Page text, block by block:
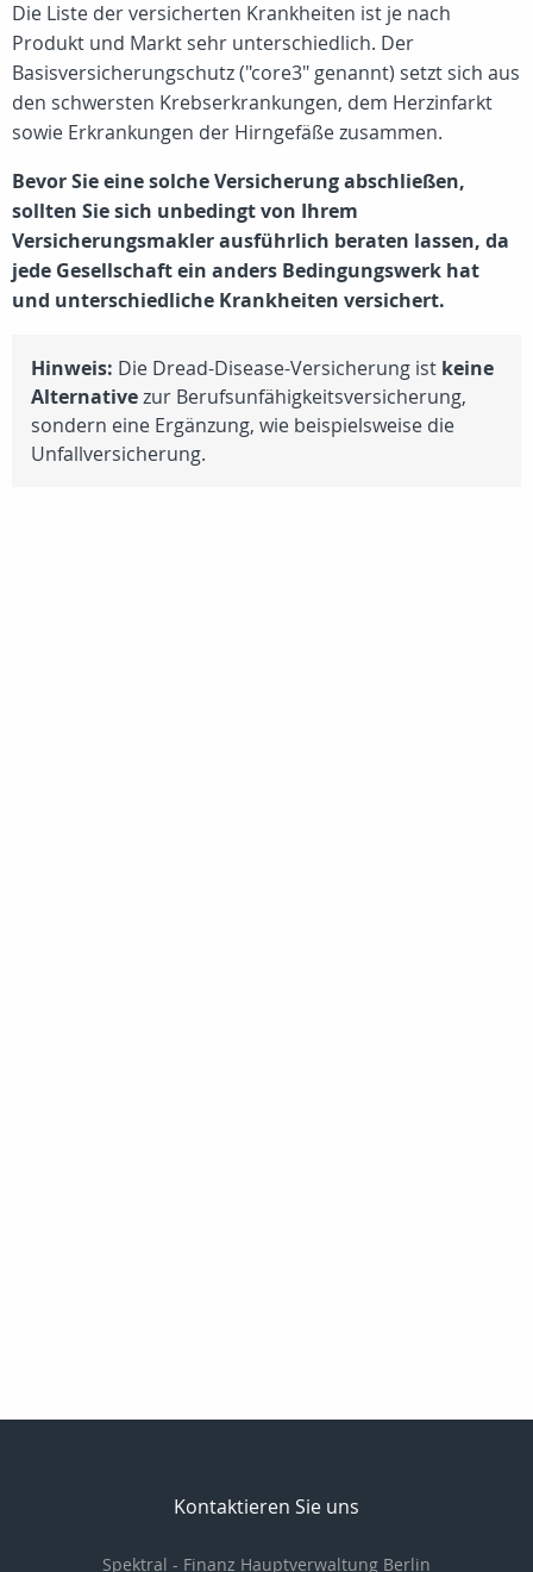
Die Liste der versicherten Krankheiten ist je nach
Produkt und Markt sehr unterschiedlich. Der
Basisversicherungschutz ("core3" genannt) setzt sich aus
den schwersten Krebserkrankungen, dem Herzinfarkt
sowie Erkrankungen der Hirngefäße zusammen.
Bevor Sie eine solche Versicherung abschließen,
sollten Sie sich unbedingt von Ihrem
Versicherungsmakler ausführlich beraten lassen, da
jede Gesellschaft ein anders Bedingungswerk hat
und unterschiedliche Krankheiten versichert.
Hinweis: Die Dread-Disease-Versicherung ist keine
Alternativezur Berufsunfähigkeitsversicherung,
sondern eine Ergänzung, wie beispielsweise die
Unfallversicherung.
Kontaktieren Sie uns
Spektral - Finanz Hauptverwaltung Berlin